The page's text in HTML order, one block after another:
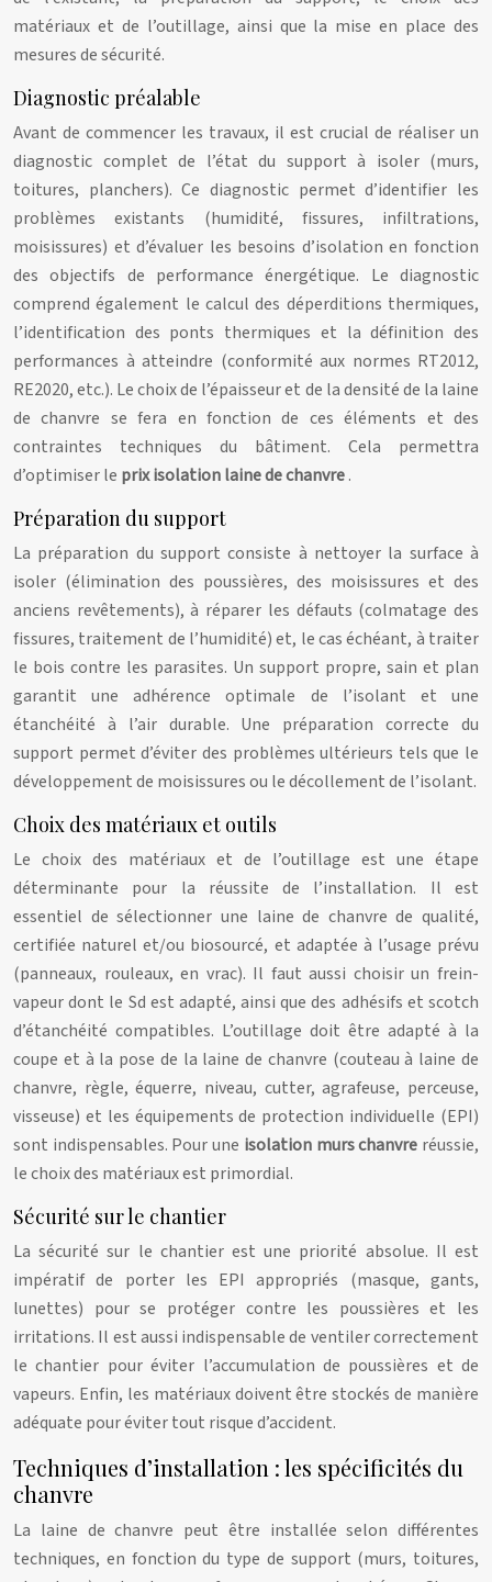
matériaux et de l’outillage, ainsi que la mise en place des
mesures de sécurité.
Diagnostic préalable
Avant de commencer les travaux, il est crucial de réaliser un
diagnostic complet de l’état du support à isoler (murs,
toitures, planchers). Ce diagnostic permet d’identifier les
problèmes existants (humidité, fissures, infiltrations,
moisissures) et d’évaluer les besoins d’isolation en fonction
des objectifs de performance énergétique. Le diagnostic
comprend également le calcul des déperditions thermiques,
l’identification des ponts thermiques et la définition des
performances à atteindre (conformité aux normes RT2012,
RE2020, etc.). Le choix de l’épaisseur et de la densité de la laine
de chanvre se fera en fonction de ces éléments et des
contraintes techniques du bâtiment. Cela permettra
d’optimiser le prix isolation laine de chanvre.
Préparation du support
La préparation du support consiste à nettoyer la surface à
isoler (élimination des poussières, des moisissures et des
anciens revêtements), à réparer les défauts (colmatage des
fissures, traitement de l’humidité) et, le cas échéant, à traiter
le bois contre les parasites. Un support propre, sain et plan
garantit une adhérence optimale de l’isolant et une
étanchéité à l’air durable. Une préparation correcte du
support permet d’éviter des problèmes ultérieurs tels que le
développement de moisissures ou le décollement de l’isolant.
Choix des matériaux et outils
Le choix des matériaux et de l’outillage est une étape
déterminante pour la réussite de l’installation. Il est
essentiel de sélectionner une laine de chanvre de qualité,
certifiée naturel et/ou biosourcé, et adaptée à l’usage prévu
(panneaux, rouleaux, en vrac). Il faut aussi choisir un frein-
vapeur dont le Sd est adapté, ainsi que des adhésifs et scotch
d’étanchéité compatibles. L’outillage doit être adapté à la
coupe et à la pose de la laine de chanvre (couteau à laine de
chanvre, règle, équerre, niveau, cutter, agrafeuse, perceuse,
visseuse) et les équipements de protection individuelle (EPI)
sont indispensables. Pour une isolation murs chanvre réussie,
le choix des matériaux est primordial.
Sécurité sur le chantier
La sécurité sur le chantier est une priorité absolue. Il est
impératif de porter les EPI appropriés (masque, gants,
lunettes) pour se protéger contre les poussières et les
irritations. Il est aussi indispensable de ventiler correctement
le chantier pour éviter l’accumulation de poussières et de
vapeurs. Enfin, les matériaux doivent être stockés de manière
adéquate pour éviter tout risque d’accident.
Techniques d’installation : les spécificités du
chanvre
La laine de chanvre peut être installée selon différentes
techniques, en fonction du type de support (murs, toitures,